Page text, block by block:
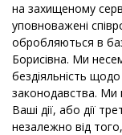
на захищеному
уповноважені
обробляються в
Борисівна. Ми
бездіяльність
законодавства. Ми
Ваші дії, або дії
незалежно від